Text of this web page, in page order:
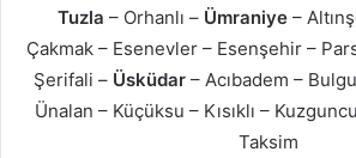
Tuzla – Orhanlı – Ümraniye–
Çakmak – Esenevler – Esenşehir –
Şerifali – Üsküdar– Acıbadem –
Ünalan – Küçüksu – Kısıklı –
Taksim